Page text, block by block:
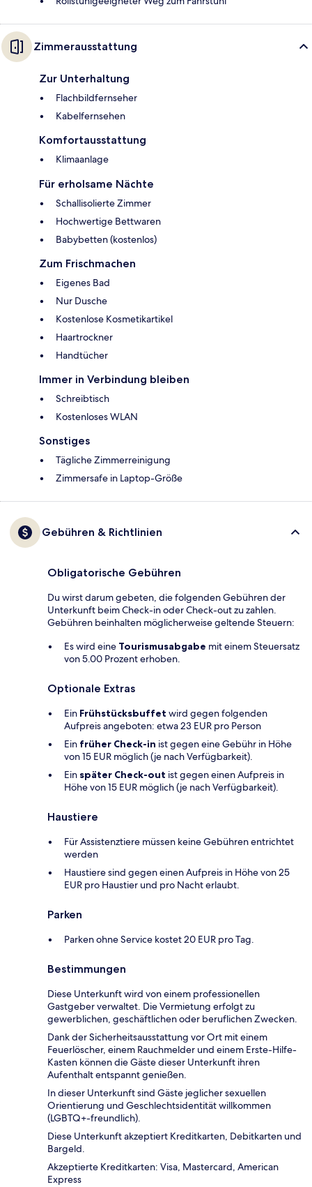
Zimmerausstattung
Zur Unterhaltung
Flachbildfernseher
Kabelfernsehen
Komfortausstattung
Klimaanlage
Für erholsame Nächte
Schallisolierte Zimmer
Hochwertige Bettwaren
Babybetten (kostenlos)
Zum Frischmachen
Eigenes Bad
Nur Dusche
Kostenlose Kosmetikartikel
Haartrockner
Handtücher
Immer in Verbindung bleiben
Schreibtisch
Kostenloses WLAN
Sonstiges
Tägliche Zimmerreinigung
Zimmersafe in Laptop-Größe
Gebühren & Richtlinien
Obligatorische Gebühren
Du wirst darum gebeten, die folgenden Gebühren der
Unterkunft beim Check-in oder Check-out zu zahlen.
Gebühren beinhalten möglicherweise geltende Steuern:
Es wird eine Tourismusabgabe mit einem Steuersatz
von 5.00 Prozent erhoben.
Optionale Extras
Ein Frühstücksbuffet wird gegen folgenden
Aufpreis angeboten: etwa 23 EUR pro Person
Ein früher Check-in ist gegen eine Gebühr in Höhe
von 15 EUR möglich (je nach Verfügbarkeit).
Ein später Check-out ist gegen einen Aufpreis in
Höhe von 15 EUR möglich (je nach Verfügbarkeit).
Haustiere
Für Assistenztiere müssen keine Gebühren entrichtet
werden
Haustiere sind gegen einen Aufpreis in Höhe von 25
EUR pro Haustier und pro Nacht erlaubt.
Parken
Parken ohne Service kostet 20 EUR pro Tag.
Bestimmungen
Diese Unterkunft wird von einem professionellen
Gastgeber verwaltet. Die Vermietung erfolgt zu
gewerblichen, geschäftlichen oder beruflichen Zwecken.
Dank der Sicherheitsausstattung vor Ort mit einem
Feuerlöscher, einem Rauchmelder und einem Erste-Hilfe-
Kasten können die Gäste dieser Unterkunft ihren
Aufenthalt entspannt genießen.
In dieser Unterkunft sind Gäste jeglicher sexuellen
Orientierung und Geschlechtsidentität willkommen
(LGBTQ+-freundlich).
Diese Unterkunft akzeptiert Kreditkarten, Debitkarten und
Bargeld.
Akzeptierte Kreditkarten: Visa, Mastercard, American
Express